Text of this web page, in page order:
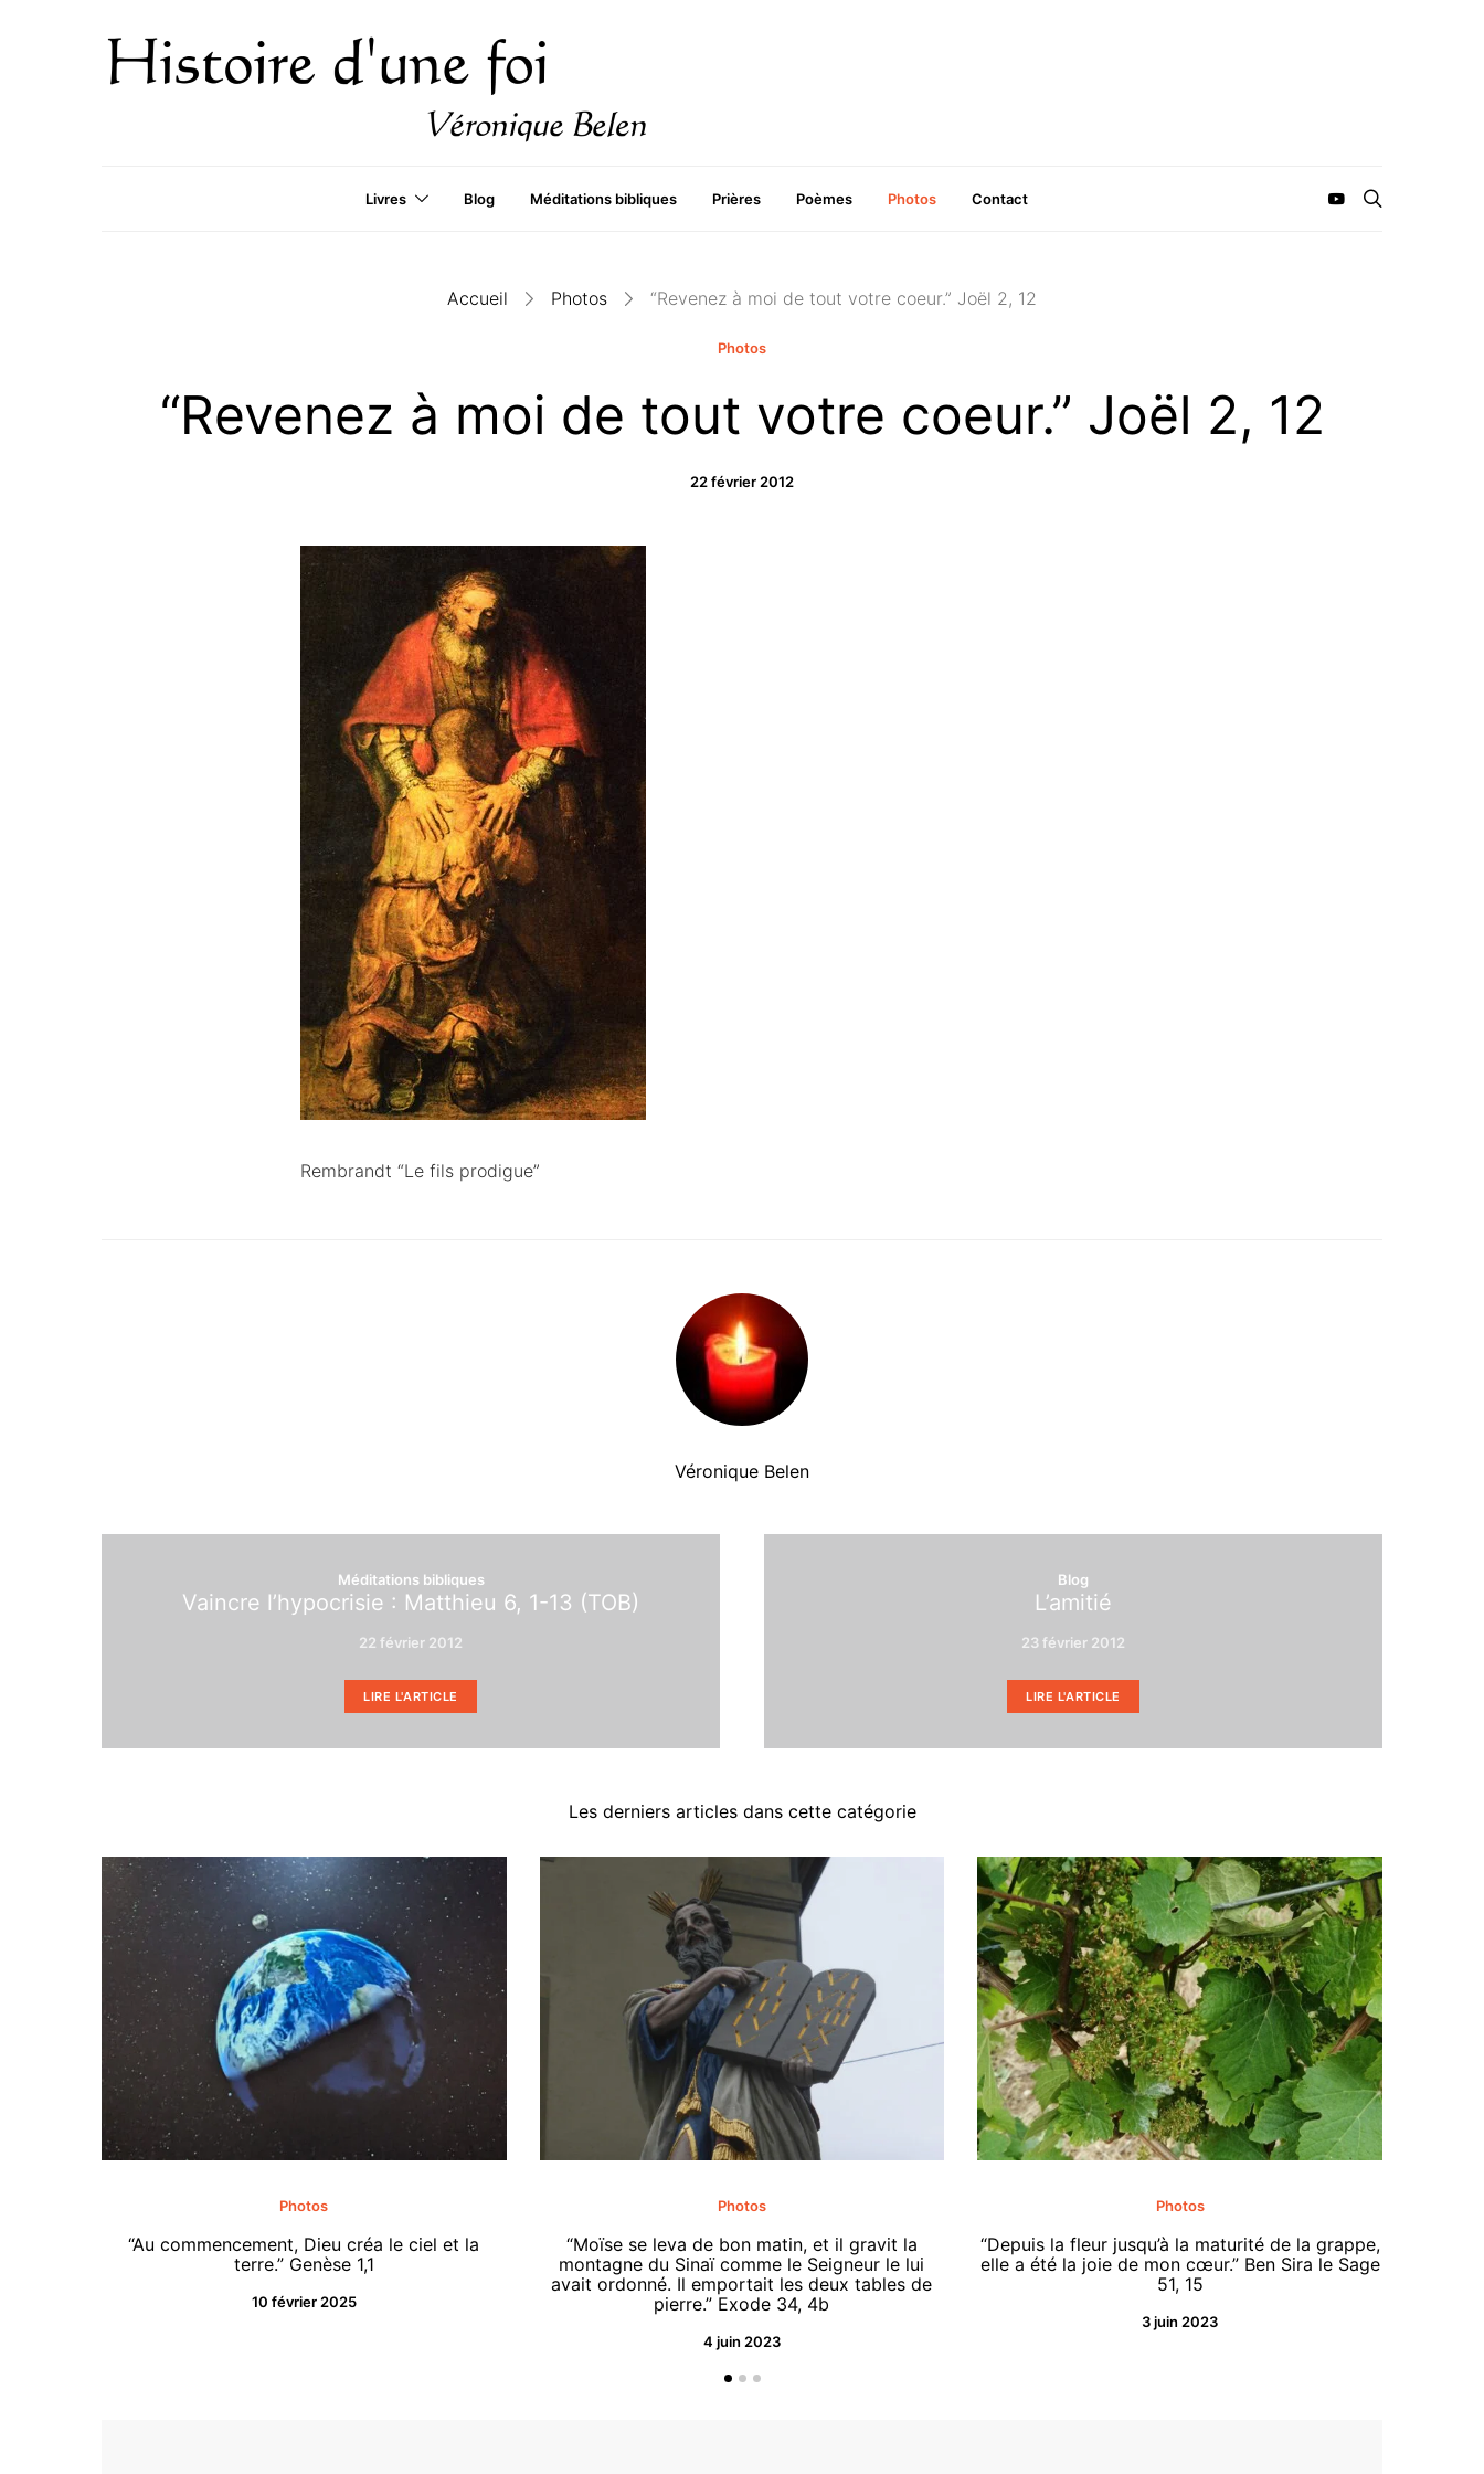
Livres Blog Méditations bibliques Prières Poèmes Photos Contact
Accueil Photos “Revenez à moi de tout votre coeur.” Joël 2, 12
Photos
“Revenez à moi de tout votre coeur.” Joël 2, 12
22 février 2012
Rembrandt “Le fils prodigue”
Véronique Belen
Méditations bibliques
Vaincre l’hypocrisie : Matthieu 6, 1-13 (TOB)
22 février 2012
LIRE L'ARTICLE
Blog
L’amitié
23 février 2012
LIRE L'ARTICLE
Les derniers articles dans cette catégorie
Photos
“Au commencement, Dieu créa le ciel et la
terre.” Genèse 1,1
10 février 2025
Photos
“Moïse se leva de bon matin, et il gravit la
montagne du Sinaï comme le Seigneur le lui
avait ordonné. Il emportait les deux tables de
pierre.” Exode 34, 4b
4 juin 2023
Photos
“Depuis la fleur jusqu’à la maturité de la grappe,
elle a été la joie de mon cœur.” Ben Sira le Sage
51, 15
3 juin 2023